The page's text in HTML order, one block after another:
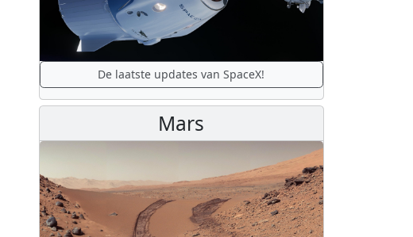
De laatste updates van SpaceX!
Mars